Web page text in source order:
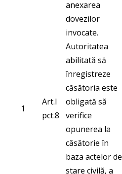
1
Art.I
pct.8
anexarea
dovezilor
invocate.
Autoritatea
abilitată să
înregistreze
căsătoria este
obligată să
verifice
opunerea la
căsătorie în
baza actelor de
stare civilă, a